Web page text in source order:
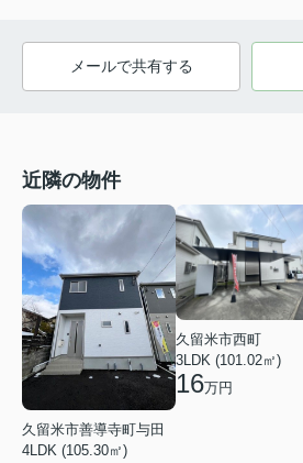
メールで共有する
近隣の物件
久留米市善導寺町与田
4LDK (105.30㎡)
久留米市西町
3LDK (101.02㎡)
16万円